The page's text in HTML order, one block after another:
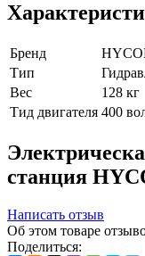
Бренд
Тип
Вес
128 кг
Тид двигателя 400
станция
Написать отзыв
Об этом товаре
Поделиться: